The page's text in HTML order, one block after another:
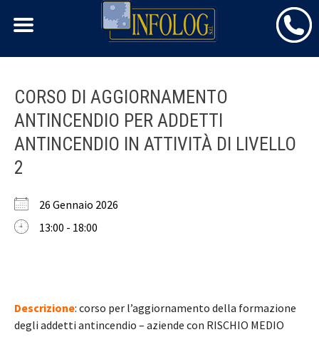
Skip
content
CORSO DI AGGIORNAMENTO
ANTINCENDIO PER ADDETTI
ANTINCENDIO IN ATTIVITÀ DI LIVELLO
2
26 Gennaio 2026
13:00 - 18:00
Descrizione: corso per l’aggiornamento della formazione
degli addetti antincendio – aziende con RISCHIO MEDIO